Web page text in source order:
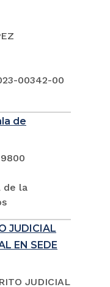
00342-00
de
de la
JUDICIAL
EN SEDE
JUDICIAL